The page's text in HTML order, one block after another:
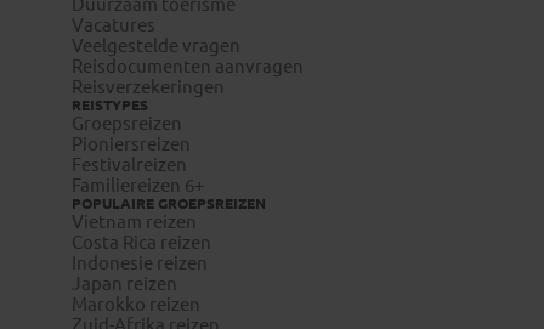
Vacatures
Veelgestelde vragen
Reisdocumenten aanvragen
Reisverzekeringen
REISTYPES
Groepsreizen
Pioniersreizen
Festivalreizen
Familiereizen 6+
POPULAIRE GROEPSREIZEN
Vietnam reizen
Costa Rica reizen
Indonesie reizen
Japan reizen
Marokko reizen
Zuid-Afrika reizen